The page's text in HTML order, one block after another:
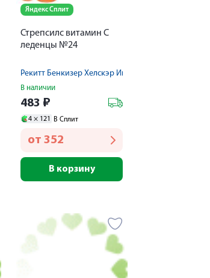
Лтд
Яндекс Сплит
Стрепсилс витамин С
леденцы №24
Рекитт Бенкизер Хелскэр Интернешнл Лтд
В наличии
483 ₽
4 × 121 В Сплит
от 352
В корзину